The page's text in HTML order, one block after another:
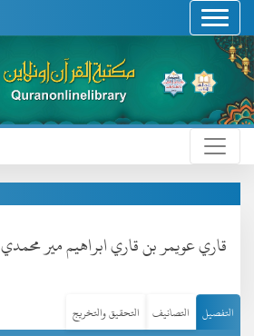
قاري عويمر بن قاري ابراهيم مير محمدي
التفصيل التصانيف التحقيق والتخريج